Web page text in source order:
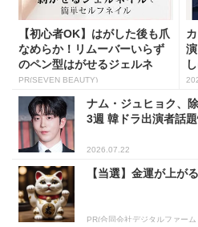
【初心者OK】はがした後も爪
なめらか！リムーバーいらず
のペン型はがせるジェルネ
イ...
PR(SEVEN BEAUTY)
ナム・ジュヒョク、
3週 韓ドラ出演者話
2026.07.22
【当選】金運が上が
PR(合同会社デジタルファーム